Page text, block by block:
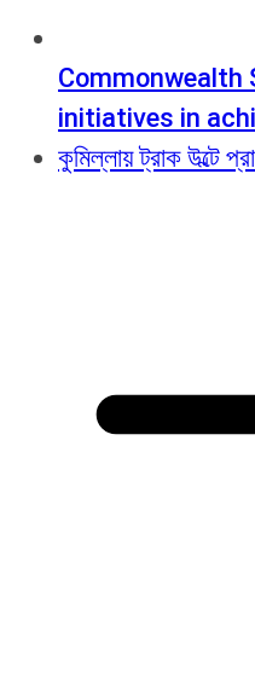
Commonwealth
initiatives in
কুমিল্লায় ট্রাক উল্টে